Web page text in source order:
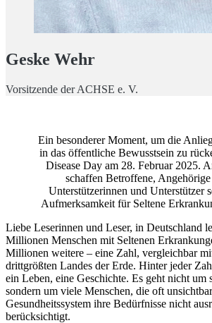
Geske Wehr
Vorsitzende der ACHSE e. V.
Ein besonderer Moment, um die
in das öffentliche Bewusstsein zu
Disease Day am 28. Februar 2025.
schaffen Betroffene,
Unterstützerinnen und Unterstützer
Aufmerksamkeit für Seltene
Liebe Leserinnen und Leser, in Deutschland
Millionen Menschen mit Seltenen
Millionen weitere – eine Zahl, vergleichbar
drittgrößten Landes der Erde. Hinter jeder
ein Leben, eine Geschichte. Es geht nicht um
sondern um viele Menschen, die oft
Gesundheitssystem ihre Bedürfnisse nicht
berücksichtigt.